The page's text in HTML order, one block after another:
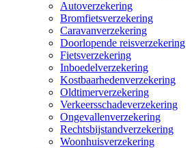
Autoverzekering
Bromfietsverzekering
Caravanverzekering
Doorlopende reisverzekering
Fietsverzekering
Inboedelverzekering
Kostbaarhedenverzekering
Oldtimerverzekering
Verkeersschadeverzekering
Ongevallenverzekering
Rechtsbijstandverzekering
Woonhuisverzekering